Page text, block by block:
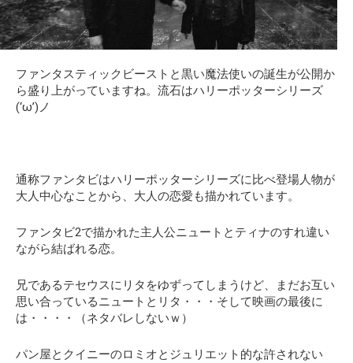
ファンタスティックビーストと黒い魔法使いの誕生が公開か
ら盛り上がっていますね。流石はハリーポッターシリーズ
(‘ω’)ノ
通称ファンタビはハリーポッターシリーズに比べ登場人物が
大人中心なことから、大人の恋愛も描かれています。
ファンタビ2で描かれた主人公ニュートとティナのすれ違い
ながら結ばれる恋。
兄であるテセウスにリタをゆずってしまうけど、まだお互い
思い合っているニュートとリタ・・・そして映画の最後に
は・・・・（ネタバレしないｗ）
パン屋とクイニーのロミオとジュリエット的な許されない